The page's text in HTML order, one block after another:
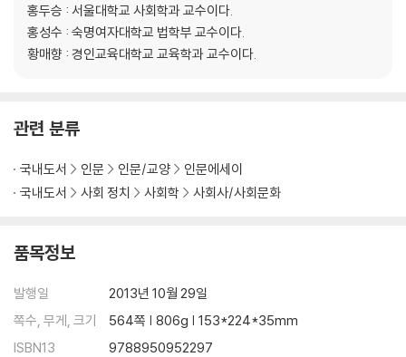
홍두승 : 서울대학교 사회학과 교수이다.
홍성수 : 숙명여자대학교 법학부 교수이다.
황매향 : 경인교육대학교 교육학과 교수이다.
관련 분류
국내도서 인문 인문/교양
인문에세이
국내도서
사회 정치 사회학 사회사/사회문화
품목정보
발행일
2013년 10월 29일
쪽수, 무게, 크기
564쪽 | 806g | 153*224*35mm
ISBN13
9788950952297